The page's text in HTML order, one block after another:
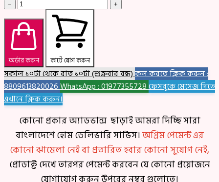
− +
অর্ডার করুন কার্টে যোগ করুন
সকাল ১০টা থেকে রাত ১০টা (শুক্রবার বন্ধ)কল করতে ক্লিক করুন :
8809613820026WhatsApp : 01977355728ফেসবুকে মেসেজ দিতে
এখানে ক্লিক করুন।
কোনো প্রকার অ্যাডভান্স ছাড়াই আমরা দিচ্ছি সারা
বাংলাদেশে হোম ডেলিভারি সার্ভিস।অগ্রিম পেমেন্ট এর
কোনো ঝামেলা নেই বা প্রতারিত হবার কোনো সুযোগ নেই,
প্রোডাক্ট দেখে তারপর পেমেন্ট করবেন যে কোনো প্রয়োজনে